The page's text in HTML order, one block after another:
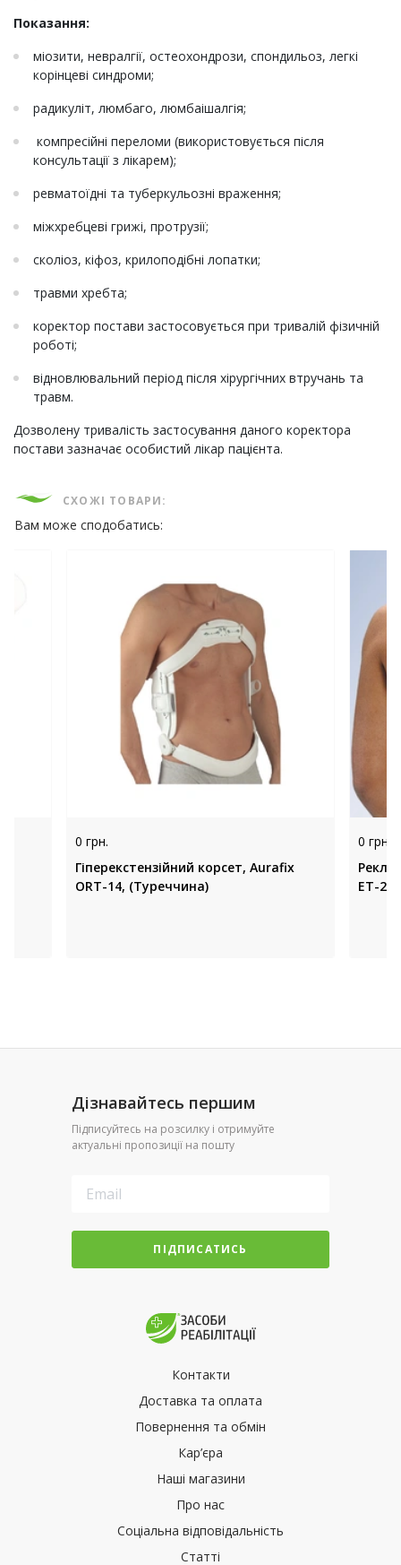
Показання:
міозити, невралгії, остеохондрози, спондильоз, легкі
корінцеві синдроми;
радикуліт, люмбаго, люмбаішалгія;
компресійні переломи (використовується після
консультації з лікарем);
ревматоїдні та туберкульозні враження;
міжхребцеві грижі, протрузії;
сколіоз, кіфоз, крилоподібні лопатки;
травми хребта;
коректор постави застосовується при тривалій фізичній
роботі;
відновлювальний період після хірургічних втручань та
травм.
Дозволену тривалість застосування даного коректора
постави зазначає особистий лікар пацієнта.
СХОЖІ ТОВАРИ:
Вам може сподобатись:
0 грн.
Гіперекстензійний корсет, Aurafix
ORT-14, (Туреччина)
0 грн.
ET-
Дізнавайтесь першим
Підписуйтесь на розсилку і отримуйте
актуальні пропозиції на пошту
ПІДПИСАТИСЬ
Контакти
Доставка та оплата
Повернення та обмін
Кар’єра
Наші магазини
Про нас
Соціальна відповідальність
Статті